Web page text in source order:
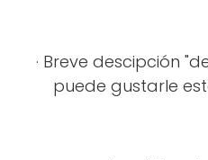
· Breve descipción
puede gustarle